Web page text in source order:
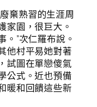
棄熟習的生涯周
家園，很巨大。
”次仁羅布說。
他村平易她對著
試圖在單戀傻氣
公式。近也預備
暖和回饋這些新